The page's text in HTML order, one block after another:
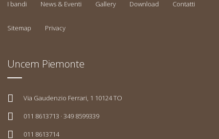
I bandi
News & Eventi Gallery Download Contatti
Sitemap Privacy
Uncem Piemonte
Via Gaudenzio Ferrari, 1 10124 TO
011 8613713 · 349 8599339
011 8613714